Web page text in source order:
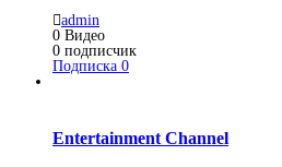
admin
0 Видео
0 подписчик
Подписка 0
Entertainment Channel